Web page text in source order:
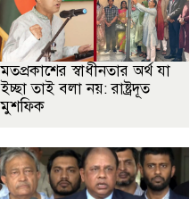
মতপ্রকাশের স্বাধীনতার অর্থ যা
ইচ্ছা তাই বলা নয়: রাষ্ট্রদূত
মুশফিক